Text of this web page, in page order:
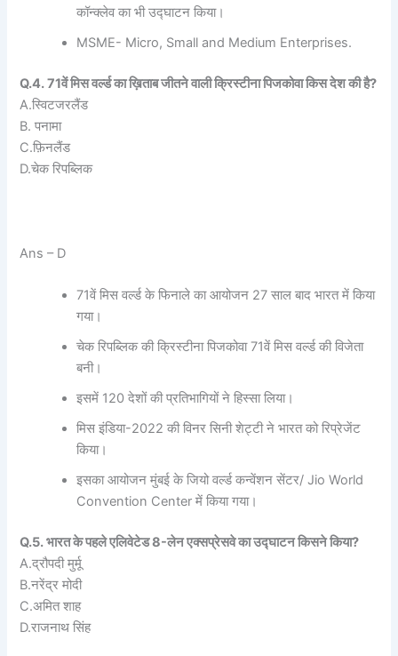
कॉन्क्लेव का भी उद्घाटन किया।
MSME- Micro, Small and Medium Enterprises.
Q.4. 71वें मिस वर्ल्ड का ख़िताब जीतने वाली क्रिस्टीना पिजकोवा किस देश की है?
A.स्विटजरलैंड
B. पनामा
C.फ़िनलैंड
D.चेक रिपब्लिक
Ans – D
71वें मिस वर्ल्ड के फिनाले का आयोजन 27 साल बाद भारत में किया
गया।
चेक रिपब्लिक की क्रिस्टीना पिजकोवा 71वें मिस वर्ल्ड की विजेता
बनी।
इसमें 120 देशों की प्रतिभागियों ने हिस्सा लिया।
मिस इंडिया-2022 की विनर सिनी शेट्टी ने भारत को रिप्रेजेंट
किया।
इसका आयोजन मुंबई के जियो वर्ल्ड कन्वेंशन सेंटर/ Jio World
Convention Center में किया गया।
Q.5. भारत के पहले एलिवेटेड 8-लेन एक्सप्रेसवे का उद्घाटन किसने किया?
A.द्रौपदी मुर्मू
B.नरेंद्र मोदी
C.अमित शाह
D.राजनाथ सिंह